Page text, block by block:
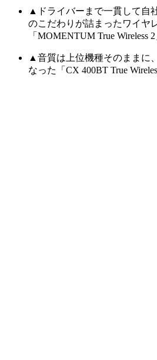
▲ドライバーまで一貫して自
のこだわりが詰まったワイヤ
「MOMENTUM True Wireless 2
▲音質は上位機種そのままに
なった「CX 400BT True